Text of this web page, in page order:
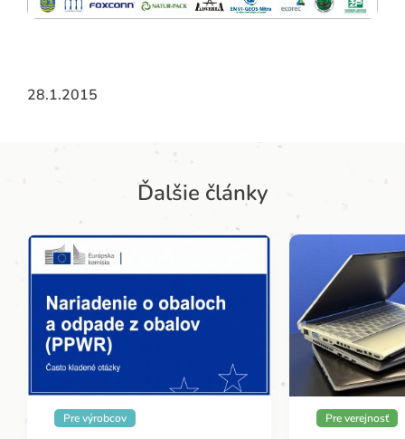
28.1.2015
Ďalšie články
Pre výrobcov Pre verejnosť